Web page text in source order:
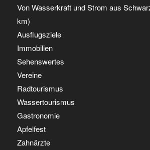
Von Wasserkraft und Strom aus
km)
Ausflugsziele
Immobilien
Sehenswertes
Vereine
Radtourismus
Wassertourismus
Gastronomie
Apfelfest
Zahnärzte